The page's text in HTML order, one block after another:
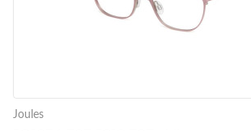
Joules